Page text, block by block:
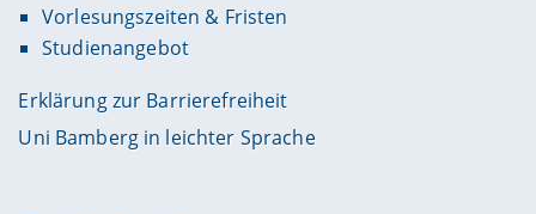
Vorlesungszeiten & Fristen
Studienangebot
Erklärung zur Barrierefreiheit
Uni Bamberg in leichter Sprache